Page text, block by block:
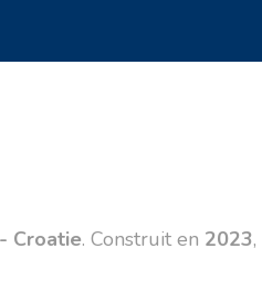
Croatie. Construit en 2023